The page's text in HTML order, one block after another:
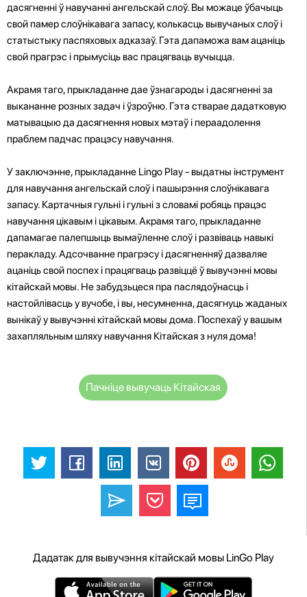
дасягненні ў навучанні ангельскай слоў. Вы можаце ўбачыць
свой памер слоўнікавага запасу, колькасць вывучаных слоў і
статыстыку паспяховых адказаў. Гэта дапаможа вам ацаніць
свой прагрэс і прымусіць вас працягваць вучыцца.
Акрамя таго, прыкладанне дае ўзнагароды і дасягненні за
выкананне розных задач і ўзроўню. Гэта стварае дадатковую
матывацыю да дасягнення новых мэтаў і пераадолення
праблем падчас працэсу навучання.
У заключэнне, прыкладанне Lingo Play - выдатны інструмент
для навучання ангельскай слоў і пашырэння слоўнікавага
запасу. Картачныя гульні і гульні з словамі робяць працэс
навучання цікавым і цікавым. Акрамя таго, прыкладанне
дапамагае палепшыць вымаўленне слоў і развіваць навыкі
перакладу. Адсочванне прагрэсу і дасягненняў дазваляе
ацаніць свой поспех і працягваць развіццё ў вывучэнні мовы
кітайскай мовы. Не забудзьцеся пра паслядоўнасць і
настойлівасць у вучобе, і вы, несумненна, дасягнуць жаданых
вынікаў у вывучэнні кітайскай мовы дома. Поспехаў у вашым
захапляльным шляху навучання Кітайская з нуля дома!
Пачніце вывучаць Кітайская
Дадатак для вывучэння кітайскай мовы LinGo Play